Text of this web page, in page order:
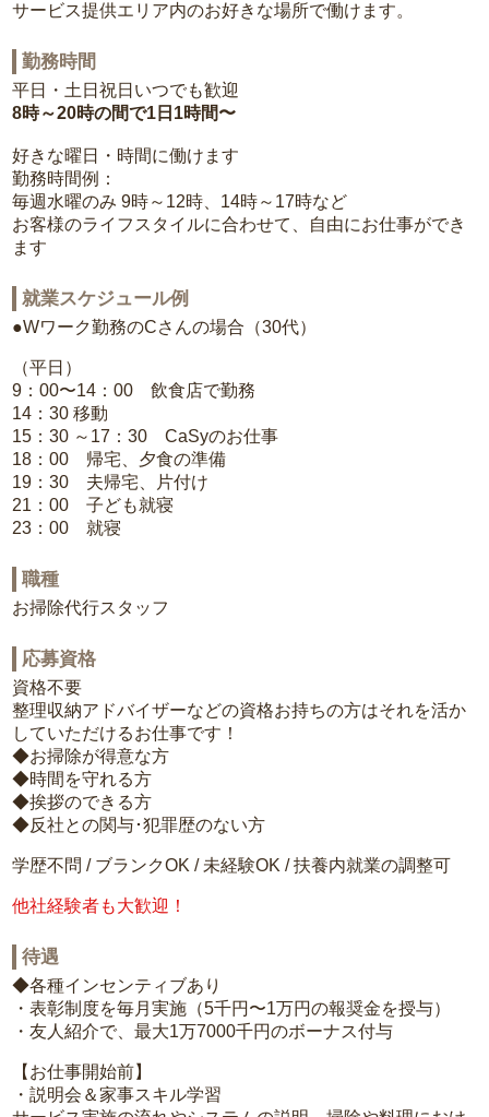
サービス提供エリア内のお好きな場所で働けます。
勤務時間
平日・土日祝日いつでも歓迎
8時～20時の間で1日1時間〜
好きな曜日・時間に働けます
勤務時間例：
毎週水曜のみ 9時～12時、14時～17時など
お客様のライフスタイルに合わせて、自由にお仕事ができ
ます
就業スケジュール例
●Wワーク勤務のCさんの場合（30代）
（平日）
9：00〜14：00 飲食店で勤務
14：30 移動
15：30 ～17：30 CaSyのお仕事
18：00 帰宅、夕食の準備
19：30 夫帰宅、片付け
21：00 子ども就寝
23：00 就寝
職種
お掃除代行スタッフ
応募資格
資格不要
整理収納アドバイザーなどの資格お持ちの方はそれを活か
していただけるお仕事です！
◆お掃除が得意な方
◆時間を守れる方
◆挨拶のできる方
◆反社との関与･犯罪歴のない方
学歴不問 / ブランクOK / 未経験OK / 扶養内就業の調整可
他社経験者も大歓迎！
待遇
◆各種インセンティブあり
・表彰制度を毎月実施（5千円〜1万円の報奨金を授与）
・友人紹介で、最大1万7000千円のボーナス付与
【お仕事開始前】
・説明会＆家事スキル学習